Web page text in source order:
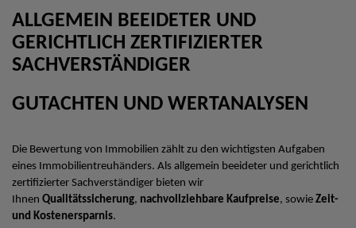
ALLGEMEIN BEEIDETER UND
GERICHTLICH ZERTIFIZIERTER
SACHVERSTÄNDIGER
GUTACHTEN UND WERTANALYSEN
Die Bewertung von Immobilien zählt zu den wichtigsten Aufgaben
eines Immobilientreuhänders. Als allgemein beeideter und gerichtlich
zertifizierter Sachverständiger bieten wir
Ihnen Qualitätssicherung, nachvollziehbare Kaufpreise, sowie Zeit-
und Kostenersparnis.